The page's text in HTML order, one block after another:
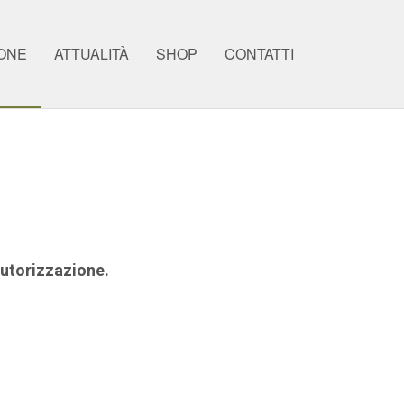
ATTUALITÀ SHOP CONTATTI